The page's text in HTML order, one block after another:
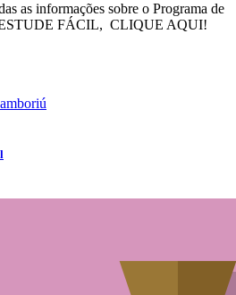
as informações sobre o Programa de
ESTUDE FÁCIL, CLIQUE AQUI!